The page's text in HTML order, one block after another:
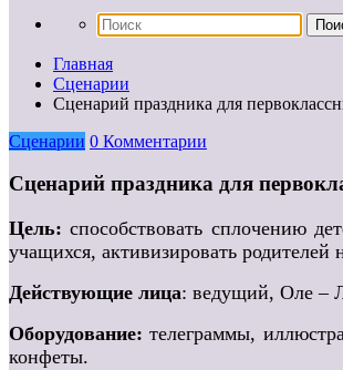
Главная
Сценарии
Сценарий праздника для
Сценарии 0 Комментарии
Сценарий праздника для
Цель: способствовать сплочению
учащихся, активизировать
Действующие лица: ведущий, Оле –
Оборудование: телеграммы,
конфеты.